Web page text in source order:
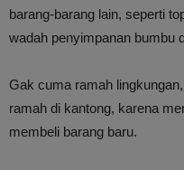
barang-barang lain, seperti
wadah penyimpanan bumbu
Gak cuma ramah
ramah di kantong, karena
membeli barang baru.